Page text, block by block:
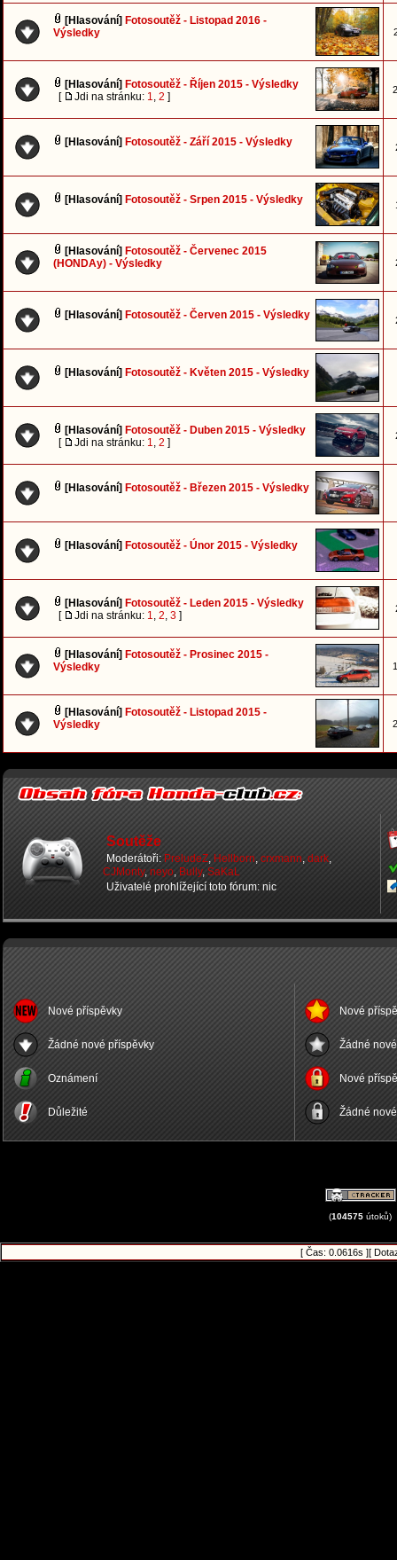
[Hlasování] Fotosoutěž - Listopad 2016 -
Výsledky
[Hlasování] Fotosoutěž - Říjen 2015 - Výsledky
[
Jdi na stránku: 1, 2 ]
[Hlasování] Fotosoutěž - Září 2015 - Výsledky
[Hlasování] Fotosoutěž - Srpen 2015 - Výsledky
[Hlasování] Fotosoutěž - Červenec 2015
(HONDAy) - Výsledky
[Hlasování] Fotosoutěž - Červen 2015 - Výsledky
[Hlasování] Fotosoutěž - Květen 2015 - Výsledky
[Hlasování] Fotosoutěž - Duben 2015 - Výsledky
[
Jdi na stránku: 1, 2 ]
[Hlasování] Fotosoutěž - Březen 2015 - Výsledky
[Hlasování] Fotosoutěž - Únor 2015 - Výsledky
[Hlasování] Fotosoutěž - Leden 2015 - Výsledky
[
Jdi na stránku: 1, 2, 3 ]
[Hlasování] Fotosoutěž - Prosinec 2015 -
Výsledky
[Hlasování] Fotosoutěž - Listopad 2015 -
Výsledky
Soutěže
Moderátoři: PreludeZ, Hellborn, crxmann, dark,
CJMonty, neyo, Bully, SaKaL
Uživatelé prohlížející toto fórum: nic
Nové příspěvky
Žádné nové příspěvky
Oznámení
Důležité
Nové
Žádné
Nové
Žádné
(104575 útoků)
[ Čas: 0.0616s ][